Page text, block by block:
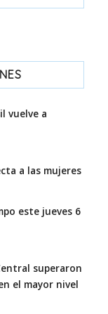
vuelve a
a las mujeres
este jueves 6
superaron
el mayor nivel